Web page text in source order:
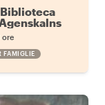
ore
FAMIGLIE